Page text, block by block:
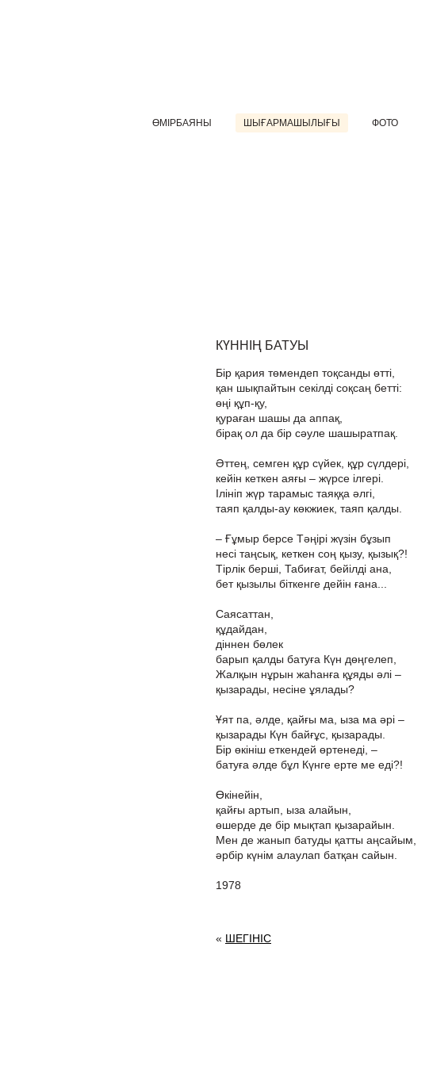
ӨМІРБАЯНЫ ШЫҒАРМАШЫЛЫҒЫ ФОТО
КҮННІҢ БАТУЫ
Бір қария төмендеп тоқсанды өтті,
қан шықпайтын секілді соқсаң бетті:
өңі құп-қу,
қураған шашы да аппақ,
бірақ ол да бір сәуле шашыратпақ.
Әттең, семген құр сүйек, құр сүлдері,
кейін кеткен аяғы – жүрсе ілгері.
Ілініп жүр тарамыс таяққа әлгі,
таяп қалды-ау көкжиек, таяп қалды.
– Ғұмыр берсе Тәңірі жүзін бұзып
несі таңсық, кеткен соң қызу, қызық?!
Тірлік берші, Табиғат, бейілді ана,
бет қызылы біткенге дейін ғана...
Саясаттан,
құдайдан,
діннен бөлек
барып қалды батуға Күн дөңгелеп,
Жалқын нұрын жаһанға құяды әлі –
қызарады, несіне ұялады?
Ұят па, әлде, қайғы ма, ыза ма әрі –
қызарады Күн байғұс, қызарады.
Бір өкініш еткендей өртенеді, –
батуға әлде бұл Күнге ерте ме еді?!
Өкінейін,
қайғы артып, ыза алайын,
өшерде де бір мықтап қызарайын.
Мен де жанып батуды қатты аңсайым,
әрбір күнім алаулап батқан сайын.
1978
« ШЕГІНІС